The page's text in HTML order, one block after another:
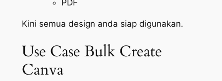
PDF
Kini semua design anda siap digunakan.
Use Case Bulk Create
Canva